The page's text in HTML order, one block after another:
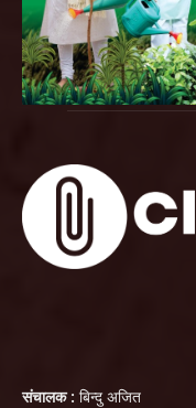
संचालक : बिन्दु अजित